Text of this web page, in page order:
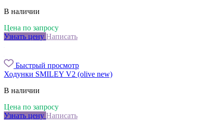
В наличии
Цена по запросу
Узнать цену Написать
Быстрый просмотр
Ходунки SMILEY V2 (olive new)
В наличии
Цена по запросу
Узнать цену Написать